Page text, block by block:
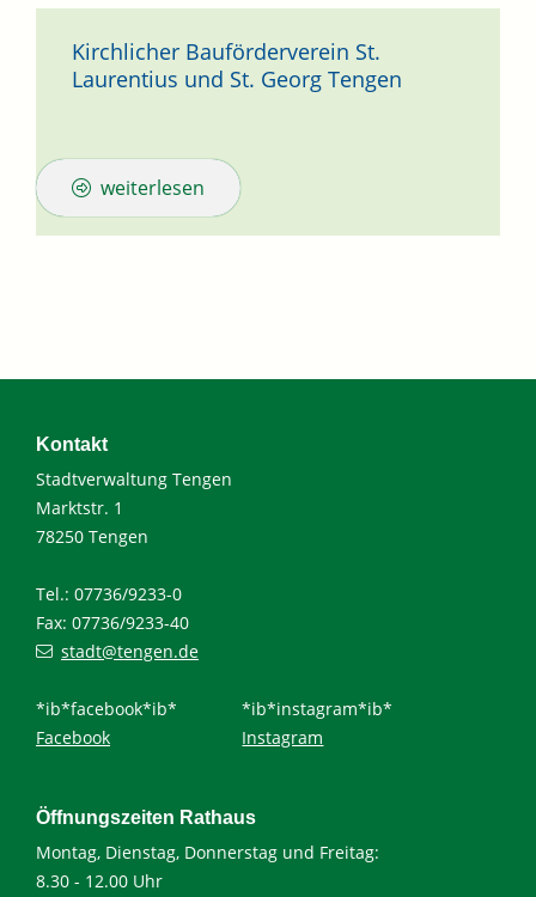
Kirchlicher Bauförderverein St.
Laurentius und St. Georg Tengen
weiterlesen
Kontakt
Stadtverwaltung Tengen
Marktstr. 1
78250 Tengen
Tel.: 07736/9233-0
Fax: 07736/9233-40
stadt@tengen.de
*ib*facebook*ib*
Facebook
*ib*instagram*ib*
Instagram
Öffnungszeiten Rathaus
Montag, Dienstag, Donnerstag und Freitag:
8.30 - 12.00 Uhr